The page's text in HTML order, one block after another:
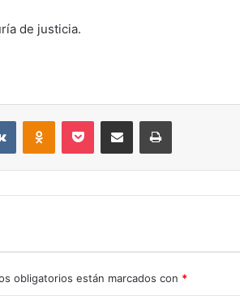
de justicia.
VKontakteOdnoklassniki
Pocket Compartir por correo electrónicoImprimir
obligatorios están marcados con *